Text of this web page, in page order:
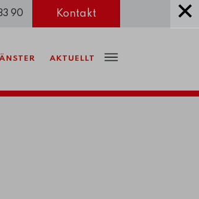
90 Kontakt
AKTUELLT